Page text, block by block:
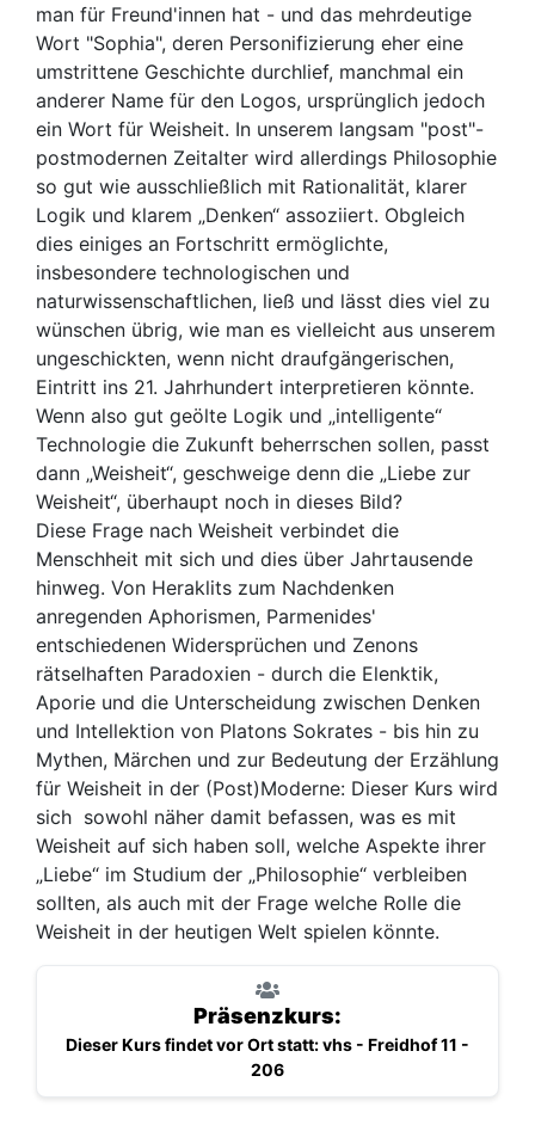
man für Freund'innen hat - und das mehrdeutige
Wort "Sophia", deren Personifizierung eher eine
umstrittene Geschichte durchlief, manchmal ein
anderer Name für den Logos, ursprünglich jedoch
ein Wort für Weisheit. In unserem langsam "post"-
postmodernen Zeitalter wird allerdings Philosophie
so gut wie ausschließlich mit Rationalität, klarer
Logik und klarem „Denken“ assoziiert. Obgleich
dies einiges an Fortschritt ermöglichte,
insbesondere technologischen und
naturwissenschaftlichen, ließ und lässt dies viel zu
wünschen übrig, wie man es vielleicht aus unserem
ungeschickten, wenn nicht draufgängerischen,
Eintritt ins 21. Jahrhundert interpretieren könnte.
Wenn also gut geölte Logik und „intelligente“
Technologie die Zukunft beherrschen sollen, passt
dann „Weisheit“, geschweige denn die „Liebe zur
Weisheit“, überhaupt noch in dieses Bild?
Diese Frage nach Weisheit verbindet die
Menschheit mit sich und dies über Jahrtausende
hinweg. Von Heraklits zum Nachdenken
anregenden Aphorismen, Parmenides'
entschiedenen Widersprüchen und Zenons
rätselhaften Paradoxien - durch die Elenktik,
Aporie und die Unterscheidung zwischen Denken
und Intellektion von Platons Sokrates - bis hin zu
Mythen, Märchen und zur Bedeutung der Erzählung
für Weisheit in der (Post)Moderne: Dieser Kurs wird
sich sowohl näher damit befassen, was es mit
Weisheit auf sich haben soll, welche Aspekte ihrer
„Liebe“ im Studium der „Philosophie“ verbleiben
sollten, als auch mit der Frage welche Rolle die
Weisheit in der heutigen Welt spielen könnte.
Präsenzkurs:
Dieser Kurs findet vor Ort statt: vhs - Freidhof 11 -
206